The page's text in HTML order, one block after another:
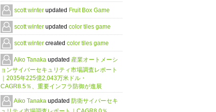
scott winter updated Fruit Box Game
scott winter updated color tiles game
scott winter created color tiles game
Aiko Tanaka updated 産業オートメーシ
ョンサイバーセキュリティ市場調査レポート
｜2035年225億2,043万米ドル・
CAGR8.5％、重要インフラ防御が進展
Aiko Tanaka updated 防衛サイバーセキ